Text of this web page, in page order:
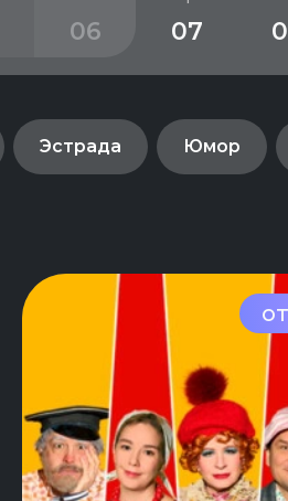
06 07
Эстрада Юмор